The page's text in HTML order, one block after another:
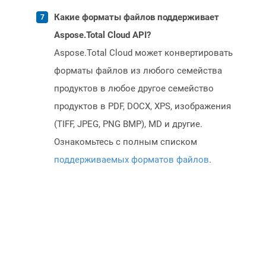
Какие форматы файлов поддерживает
Aspose.Total Cloud API?
Aspose.Total Cloud может конвертировать
форматы файлов из любого семейства
продуктов в любое другое семейство
продуктов в PDF, DOCX, XPS, изображения
(TIFF, JPEG, PNG BMP), MD и другие.
Ознакомьтесь с полным списком
поддерживаемых форматов файлов.